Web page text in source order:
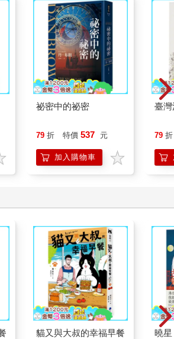
祕密中的祕密
79 折 特價 537 元
加入購物車
臺
79 折
貓又與大叔的幸福早餐
曉